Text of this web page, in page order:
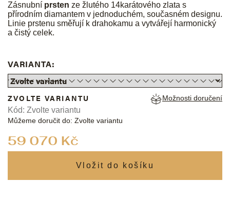
Zásnubní prsten ze žlutého 14karátového zlata s
přírodním diamantem v jednoduchém, současném designu.
Linie prstenu směřují k drahokamu a vytvářejí harmonický
a čistý celek.
VARIANTA:
59 070 Kč
ZVOLTE VARIANTU
Můžeme doručit do: Zvolte variantu
Možnosti doručení
Kód: Zvolte variantu